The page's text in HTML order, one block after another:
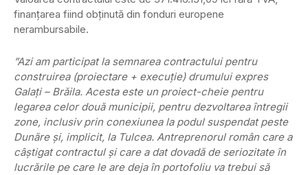
finanțarea fiind obținută din fonduri europene
nerambursabile.
”Azi am participat la semnarea contractului pentru
construirea (proiectare + execuţie) drumului expres
Galaţi – Brăila. Acesta este un proiect-cheie pentru
legarea celor două municipii, pentru dezvoltarea întregii
zone, inclusiv prin conexiunea la podul suspendat peste
Dunăre şi, implicit, la Tulcea. Antreprenorul român care a
câştigat contractul şi care a dat dovadă de seriozitate în
lucrările pe care le are deja în portofoliu va trebui să